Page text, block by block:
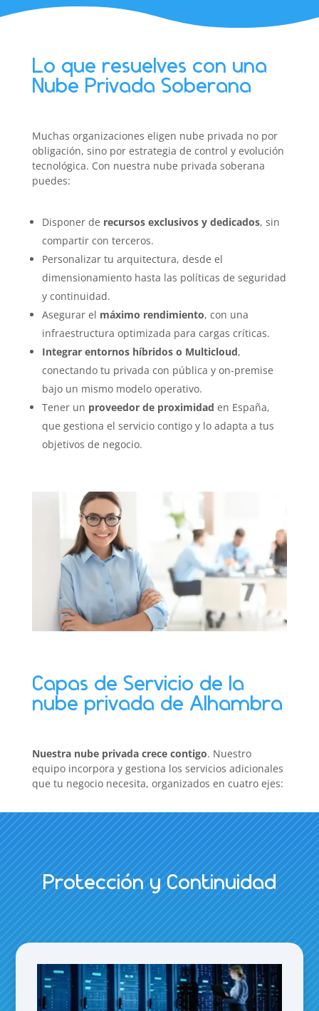
Lo que resuelves con una
Nube Privada Soberana
Muchas organizaciones eligen nube privada no por
obligación, sino por estrategia de control y evolución
tecnológica. Con nuestra nube privada soberana
puedes:
Disponer de recursos exclusivos y dedicados, sin
compartir con terceros.
Personalizar tu arquitectura, desde el
dimensionamiento hasta las políticas de seguridad
y continuidad.
Asegurar el máximo rendimiento, con una
infraestructura optimizada para cargas críticas.
Integrar entornos híbridos o Multicloud,
conectando tu privada con pública y on-premise
bajo un mismo modelo operativo.
Tener un proveedor de proximidad en España,
que gestiona el servicio contigo y lo adapta a tus
objetivos de negocio.
Capas de Servicio de la
nube privada de Alhambra
Nuestra nube privada crece contigo. Nuestro
equipo incorpora y gestiona los servicios adicionales
que tu negocio necesita, organizados en cuatro ejes:
Protección y Continuidad